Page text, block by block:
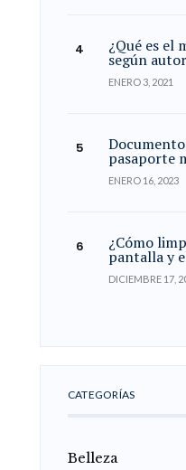
¿Qué es el
según
ENERO 3, 2021
pasaporte
ENERO 16, 2023
¿Cómo
pantalla y
DICIEMBRE 17,
CATEGORÍAS
Belleza